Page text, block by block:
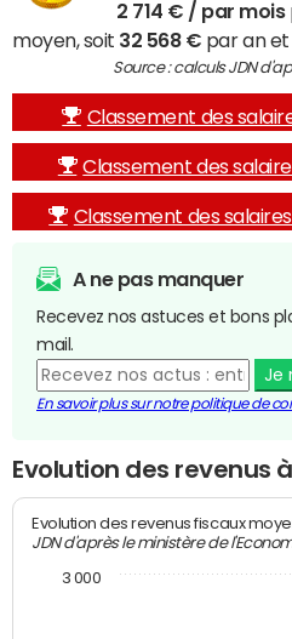
2 714 € / par mois
moyen, soit 32 568 € par an et
Source : calculs JDN
Classement des
Classement des
Classement des
A ne pas manquer
Recevez nos astuces et bons
mail.
Je
En savoir plus sur notre politique de
Evolution des revenus
Evolution des revenus fiscaux
JDN d'après le ministère de
3 000